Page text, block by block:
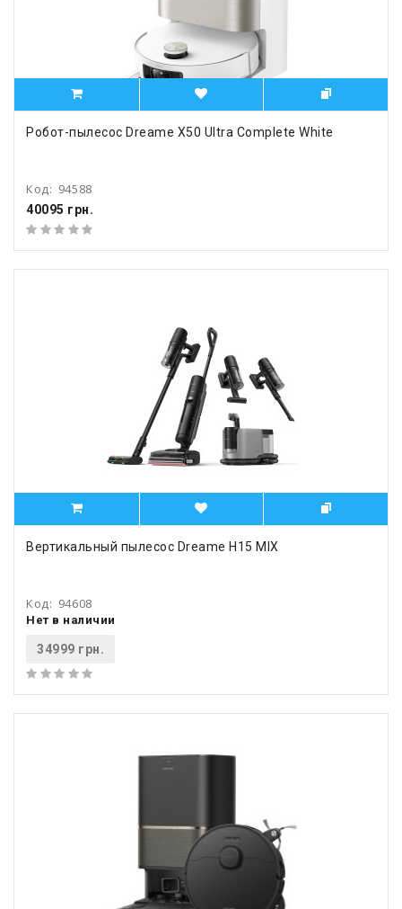
Робот-пылесос Dreame X50 Ultra Complete White
Код: 94588
40095 грн.
Вертикальный пылесос Dreame H15 MIX
Код: 94608
Нет в наличии
34999 грн.